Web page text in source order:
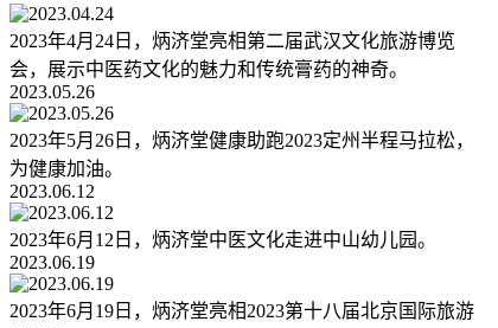
2023年4月24日，炳济堂亮相第二届武汉文化旅游博览
会，展示中医药文化的魅力和传统膏药的神奇。
2023.05.26
2023年5月26日，炳济堂健康助跑2023定州半程马拉松，
为健康加油。
2023.06.12
2023年6月12日，炳济堂中医文化走进中山幼儿园。
2023.06.19
2023年6月19日，炳济堂亮相2023第十八届北京国际旅游